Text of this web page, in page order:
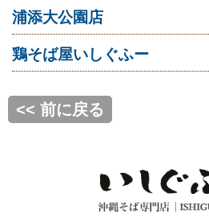
浦添大公園店
鶏そば屋いしぐふー
<< 前に戻る